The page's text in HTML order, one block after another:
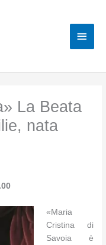
La Beata
nata
«Maria
Cristina di
Savoia è